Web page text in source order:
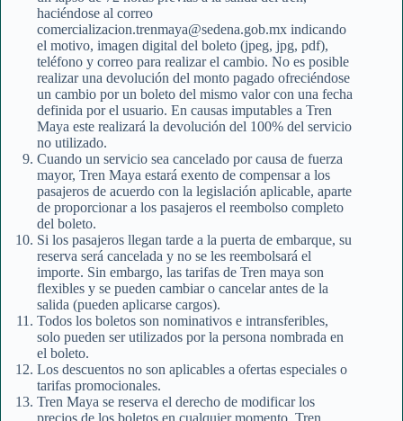
haciéndose al correo
comercializacion.trenmaya@sedena.gob.mx indicando
el motivo, imagen digital del boleto (jpeg, jpg, pdf),
teléfono y correo para realizar el cambio. No es posible
realizar una devolución del monto pagado ofreciéndose
un cambio por un boleto del mismo valor con una fecha
definida por el usuario. En causas imputables a Tren
Maya este realizará la devolución del 100% del servicio
no utilizado.
Cuando un servicio sea cancelado por causa de fuerza
mayor, Tren Maya estará exento de compensar a los
pasajeros de acuerdo con la legislación aplicable, aparte
de proporcionar a los pasajeros el reembolso completo
del boleto.
Si los pasajeros llegan tarde a la puerta de embarque, su
reserva será cancelada y no se les reembolsará el
importe. Sin embargo, las tarifas de Tren maya son
flexibles y se pueden cambiar o cancelar antes de la
salida (pueden aplicarse cargos).
Todos los boletos son nominativos e intransferibles,
solo pueden ser utilizados por la persona nombrada en
el boleto.
Los descuentos no son aplicables a ofertas especiales o
tarifas promocionales.
Tren Maya se reserva el derecho de modificar los